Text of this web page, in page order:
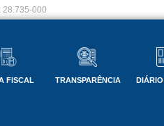
28.735-000
FISCAL TRANSPARÊNCIA